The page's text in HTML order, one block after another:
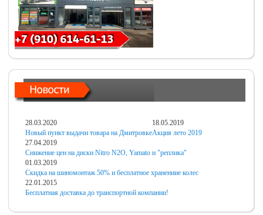
28.03.2020
Новый пункт выдачи товара на Дмитровке
18.05.2019
Акция лето 2019
27.04.2019
Снижение цен на диски Nitro N2O, Yamato и "реплика"
01.03.2019
Скидка на шиномонтаж 50% и бесплатное хранениие колес
22.01.2015
Бесплатная доставка до транспортной компании!